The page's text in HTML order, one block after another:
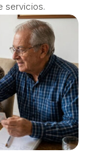
servicios.